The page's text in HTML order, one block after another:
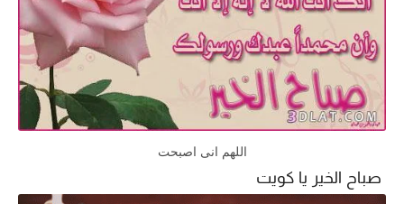
اللهم انى اصبحت
صباح الخير يا كويت